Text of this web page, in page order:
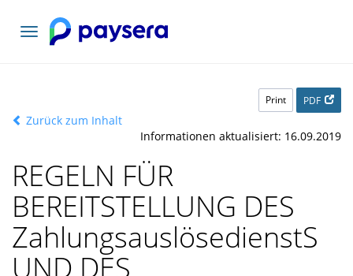
Toggle
navigation
Print PDF
Zurück zum Inhalt
Informationen aktualisiert: 16.09.2019
REGELN FÜR
BEREITSTELLUNG DES
ZahlungsauslösedienstS
UND DES